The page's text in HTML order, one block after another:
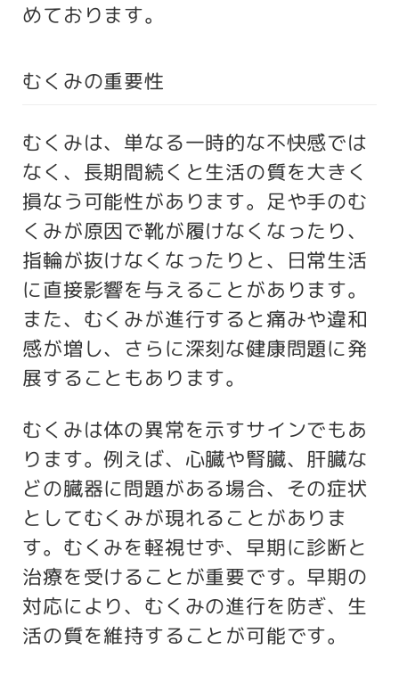
めております。
むくみの重要性
むくみは、単なる一時的な不快感では
なく、長期間続くと生活の質を大きく
損なう可能性があります。足や手のむ
くみが原因で靴が履けなくなったり、
指輪が抜けなくなったりと、日常生活
に直接影響を与えることがあります。
また、むくみが進行すると痛みや違和
感が増し、さらに深刻な健康問題に発
展することもあります。
むくみは体の異常を示すサインでもあ
ります。例えば、心臓や腎臓、肝臓な
どの臓器に問題がある場合、その症状
としてむくみが現れることがありま
す。むくみを軽視せず、早期に診断と
治療を受けることが重要です。早期の
対応により、むくみの進行を防ぎ、生
活の質を維持することが可能です。